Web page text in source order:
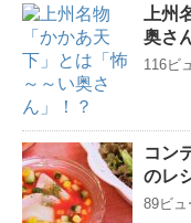
上州
奥さ
116ビ
コン
のレ
89ビュ